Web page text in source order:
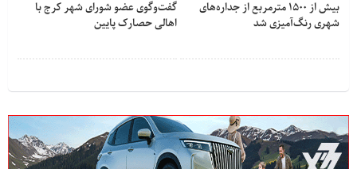
بیش از ۱۵۰۰ مترمربع از جداره‌های
شهری رنگ‌آمیزی شد
گفت‌وگوی عضو شورای شهر کرج با
اهالی حصارک پایین